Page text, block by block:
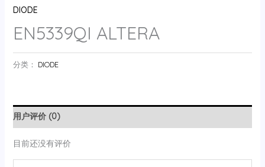
DIODE
EN5339QI ALTERA
分类： DIODE
用户评价 (0)
目前还没有评价